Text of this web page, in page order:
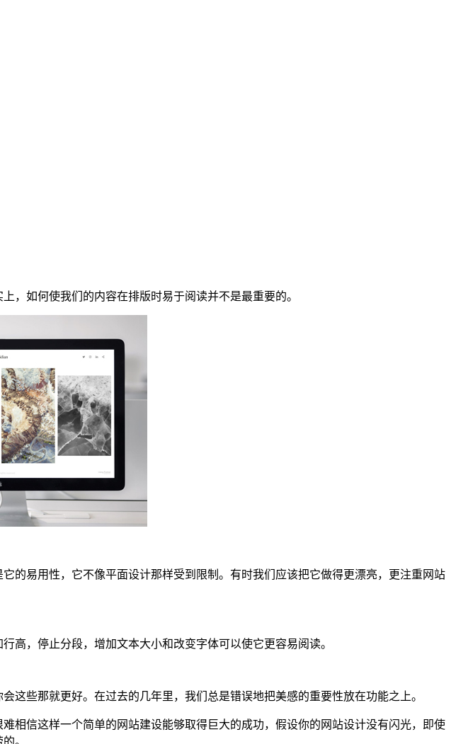
，如何使我们的内容在排版时易于阅读并不是最重要的。
的易用性，它不像平面设计那样受到限制。有时我们应该把它做得更漂亮，更注重网站
高，停止分段，增加文本大小和改变字体可以使它更容易阅读。
些那就更好。在过去的几年里，我们总是错误地把美感的重要性放在功能之上。
信这样一个简单的网站建设能够取得巨大的成功，假设你的网站设计没有闪光，即使
。